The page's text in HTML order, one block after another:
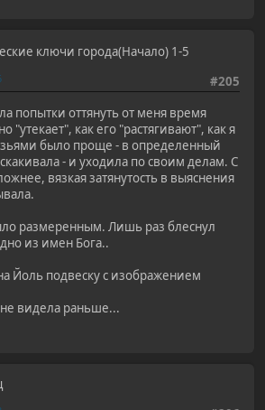
ключи города(Начало) 1-5
#205
попытки оттянуть от меня время
"утекает", как его "растягивают", как я
было проще - в определенный
- и уходила по своим делам. С
вязкая затянутость в выяснения
размеренным. Лишь раз блеснул
из имен Бога..
Йоль подвеску с изображением
видела раньше...